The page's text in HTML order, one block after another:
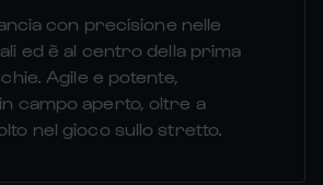
con precisione nelle
ed è al centro della prima
Agile e potente,
campo aperto, oltre a
nel gioco sullo stretto.